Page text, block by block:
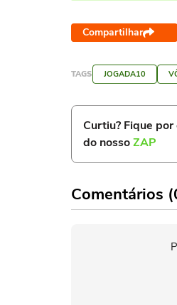
Compartilhar
TAGS JOGADA10
Curtiu? Fique
do nossoZAP
Comentários